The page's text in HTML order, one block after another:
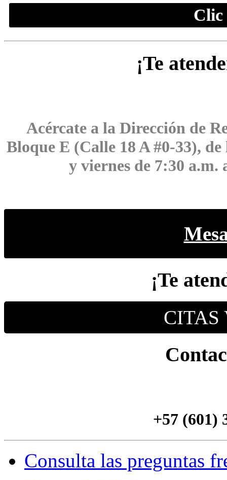
Clic
¡Te
Acércate a la Dirección de
Bloque E (Calle 18 A #0-33),
y viernes de 7:30
¡Te
CITAS
+57 (601)
Consulta las preguntas